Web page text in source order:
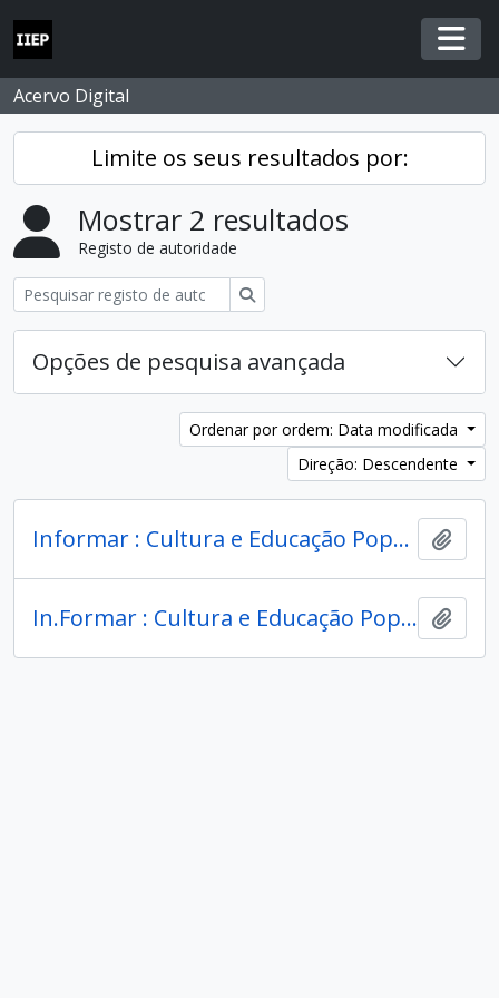
Skip to main content
Acervo Digital
Limite os seus resultados por:
Mostrar 2 resultados
Registo de autoridade
Opções de pesquisa avançada
Ordenar por ordem: Data modificada
Direção: Descendente
Informar : Cultura e Educação Popular (entidade)
In.Formar : Cultura e Educação Popular (entidade)